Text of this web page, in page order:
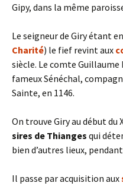
Gipy, dans la même
Le seigneur de Giry étant
Charité) le fief revint aux
siècle. Le comte Guillaume
fameux Sénéchal,
Sainte, en 1146.
On trouve Giry au début du
sires de Thianges qui
bien d’autres lieux,
Il passe par acquisition aux